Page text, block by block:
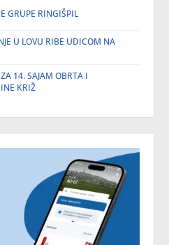
GRUPE RINGIŠPIL
U LOVU RIBE UDICOM NA
14. SAJAM OBRTA I
KRIŽ